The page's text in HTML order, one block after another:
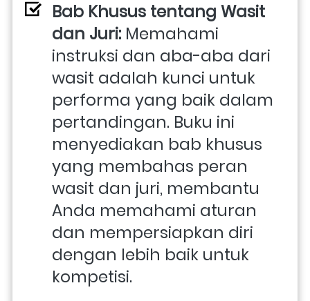
Bab Khusus tentang Wasit
dan Juri: Memahami
instruksi dan aba-aba dari
wasit adalah kunci untuk
performa yang baik dalam
pertandingan. Buku ini
menyediakan bab khusus
yang membahas peran
wasit dan juri, membantu
Anda memahami aturan
dan mempersiapkan diri
dengan lebih baik untuk
kompetisi.